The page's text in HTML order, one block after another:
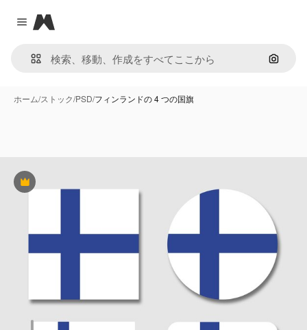
Close menu
Magnific
画像で
ホーム/ストック/PSD/フィンランドの 4 つの国旗
Premium